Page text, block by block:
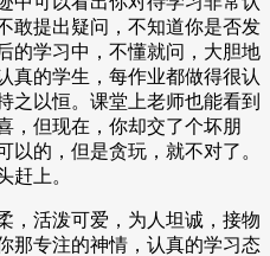
敢提出疑问，不知道你是否发
的学习中，不懂就问，大胆地
真的学生，每作业都做得很认
之以恒。课堂上老师也能看到
，但现在，你却交了个坏朋
以的，但是贪玩，就不对了。
赶上。
活泼可爱，为人坦诚，接物
那专注的神情，认真的学习态